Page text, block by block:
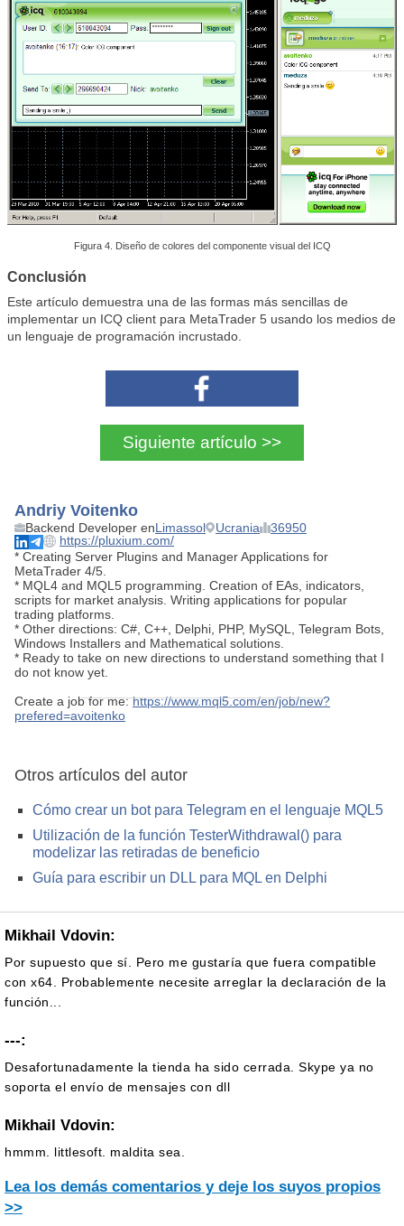
Figura 4. Diseño de colores del componente visual del ICQ
Conclusión
Este artículo demuestra una de las formas más sencillas de
implementar un ICQ client para MetaTrader 5 usando los medios de
un lenguaje de programación incrustado.
Siguiente artículo >>
Andriy Voitenko
Backend Developer enLimassol Ucrania
36950
https://pluxium.com/
* Creating Server Plugins and Manager Applications for
MetaTrader 4/5.
* MQL4 and MQL5 programming. Creation of EAs, indicators,
scripts for market analysis. Writing applications for popular
trading platforms.
* Other directions: C#, C++, Delphi, PHP, MySQL, Telegram Bots,
Windows Installers and Mathematical solutions.
* Ready to take on new directions to understand something that I
do not know yet.
Create a job for me:https://www.mql5.com/en/job/new?
prefered=avoitenko
Otros artículos del autor
Cómo crear un bot para Telegram en el lenguaje MQL5
Utilización de la función TesterWithdrawal() para
modelizar las retiradas de beneficio
Guía para escribir un DLL para MQL en Delphi
Mikhail Vdovin:
Por supuesto que sí. Pero me gustaría que fuera compatible
con x64. Probablemente necesite arreglar la declaración de la
función...
---:
Desafortunadamente la tienda ha sido cerrada. Skype ya no
soporta el envío de mensajes con dll
Mikhail Vdovin:
hmmm. littlesoft. maldita sea.
Lea los demás comentarios y deje los suyos propios
>>